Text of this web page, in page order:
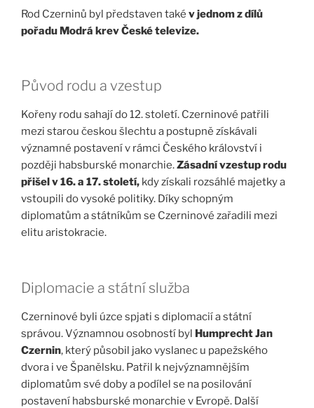
Rod Czerninů byl představen také v jednom z dílů
pořadu Modrá krev České televize.
Původ rodu a vzestup
Kořeny rodu sahají do 12. století. Czerninové patřili
mezi starou českou šlechtu a postupně získávali
významné postavení v rámci Českého království i
později habsburské monarchie.Zásadní vzestup rodu
přišel v 16. a 17. století, kdy získali rozsáhlé majetky a
vstoupili do vysoké politiky. Díky schopným
diplomatům a státníkům se Czerninové zařadili mezi
elitu aristokracie.
Diplomacie a státní služba
Czerninové byli úzce spjati s diplomacií a státní
správou. Významnou osobností byl Humprecht Jan
Czernin, který působil jako vyslanec u papežského
dvora i ve Španělsku. Patřil k nejvýznamnějším
diplomatům své doby a podílel se na posilování
postavení habsburské monarchie v Evropě. Další